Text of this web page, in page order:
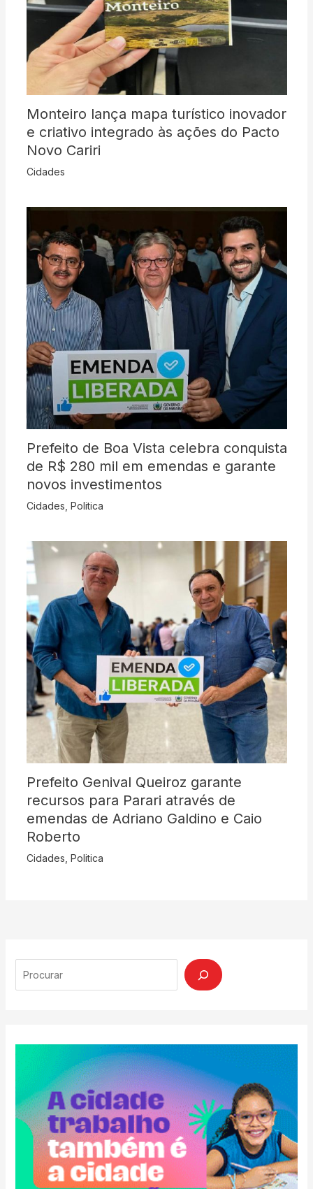
Monteiro lança mapa turístico inovador
e criativo integrado às ações do Pacto
Novo Cariri
Cidades
Prefeito de Boa Vista celebra conquista
de R$ 280 mil em emendas e garante
novos investimentos
Cidades Politica
Prefeito Genival Queiroz garante
recursos para Parari através de
emendas de Adriano Galdino e Caio
Roberto
Cidades Politica